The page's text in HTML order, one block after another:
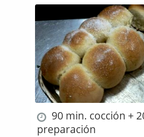
90 min. cocción +
preparación